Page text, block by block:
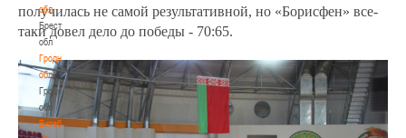
обл
Брестская
обл
Гродненская
обл
Гродненская
обл
Витебская
получилась не самой результативной, но «Борисфен» все-
таки довел дело до победы - 70:65.